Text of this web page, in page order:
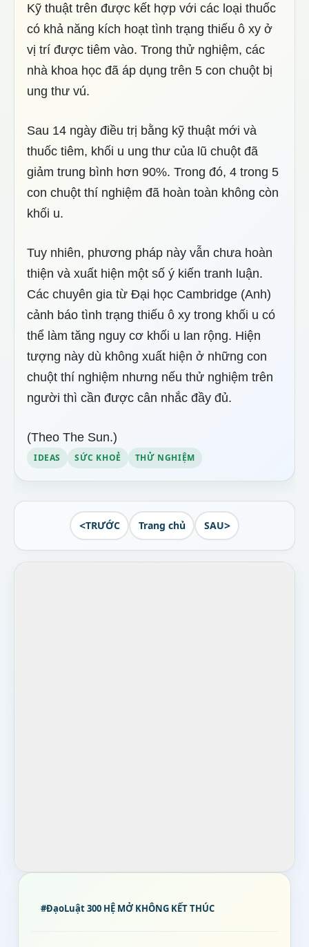
Kỹ thuật trên được kết hợp với các loại thuốc
có khả năng kích hoạt tình trạng thiếu ô xy ở
vị trí được tiêm vào. Trong thử nghiệm, các
nhà khoa học đã áp dụng trên 5 con chuột bị
ung thư vú.
Sau 14 ngày điều trị bằng kỹ thuật mới và
thuốc tiêm, khối u ung thư của lũ chuột đã
giảm trung bình hơn 90%. Trong đó, 4 trong 5
con chuột thí nghiệm đã hoàn toàn không còn
khối u.
Tuy nhiên, phương pháp này vẫn chưa hoàn
thiện và xuất hiện một số ý kiến tranh luận.
Các chuyên gia từ Đại học Cambridge (Anh)
cảnh báo tình trạng thiếu ô xy trong khối u có
thể làm tăng nguy cơ khối u lan rộng. Hiện
tượng này dù không xuất hiện ở những con
chuột thí nghiệm nhưng nếu thử nghiệm trên
người thì cần được cân nhắc đầy đủ.
(Theo The Sun.)
IDEAS SỨC KHOẺ THỬ NGHIỆM
<TRƯỚC Trang chủ SAU>
#ĐạoLuật 300 HỆ MỞ KHÔNG KẾT THÚC